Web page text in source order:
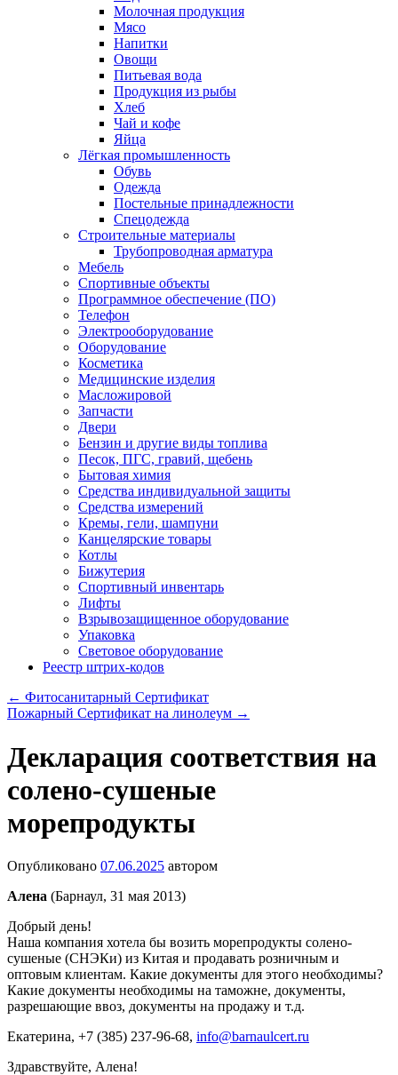
Молочная продукция
Мясо
Напитки
Овощи
Питьевая вода
Продукция из рыбы
Хлеб
Чай и кофе
Яйца
Лёгкая промышленность
Обувь
Одежда
Постельные принадлежности
Спецодежда
Строительные материалы
Трубопроводная арматура
Мебель
Спортивные объекты
Программное обеспечение (ПО)
Телефон
Электрооборудование
Оборудование
Косметика
Медицинские изделия
Масложировой
Запчасти
Двери
Бензин и другие виды топлива
Песок, ПГС, гравий, щебень
Бытовая химия
Средства индивидуальной защиты
Средства измерений
Кремы, гели, шампуни
Канцелярские товары
Котлы
Бижутерия
Спортивный инвентарь
Лифты
Взрывозащищенное оборудование
Упаковка
Световое оборудование
Реестр штрих-кодов
← Фитосанитарный Сертификат
Пожарный Сертификат на линолеум →
Декларация соответствия на
солено-сушеные
морепродукты
Опубликовано 07.06.2025 автором
Алена (Барнаул, 31 мая 2013)
Добрый день!
Наша компания хотела бы возить морепродукты солено-
сушеные (СНЭКи) из Китая и продавать розничным и
оптовым клиентам. Какие документы для этого необходимы?
Какие документы необходимы на таможне, документы,
разрешающие ввоз, документы на продажу и т.д.
Екатерина, +7 (385) 237-96-68, info@barnaulcert.ru
Здравствуйте, Алена!